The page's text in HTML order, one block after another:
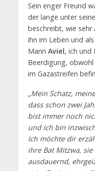
Sein enger Freund
der lange unter
beschreibt, wie sehr
ihn im Leben und
Mann Aviel, ich und
Beerdigung, obwohl
im Gazastreifen
„Mein Schatz,
dass schon zwei
bist immer noch
und ich bin
Ich möchte dir
ihre Bat Mitzwa,
ausdauernd,